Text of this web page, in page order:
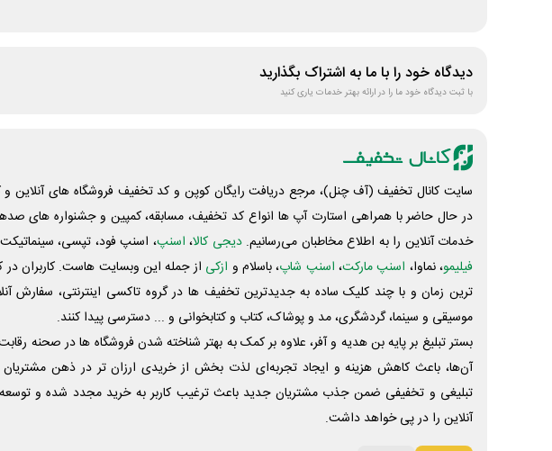
دیدگاه خود را با ما به اشتراک بگذارید
با ثبت دیدگاه خود ما را در ارائه بهتر خدمات یاری کنید
سایت کانال تخفیف (آف چنل)، مرجع دریافت رایگان کوپن و کد تخفیف فروشگاه های آنلاین
در حال حاضر با همراهی استارت آپ ها انواع کد تخفیف، مسابقه، کمپین و جشنواره های صدها
خدمات آنلاین را به اطلاع مخاطبان می‌رسانیم. دیجی کالا، اسنپ، اسنپ فود، تپسی،
فیلیمو، نماوا، اسنپ مارکت، اسنپ شاپ، باسلام و ازکی از جمله این وبسایت ‌هاست. کاربران در
ترین زمان و با چند کلیک ساده به جدیدترین تخفیف ها در گروه تاکسی اینترنتی، سفارش
موسیقی و سینما، گردشگری، مد و پوشاک، کتاب و کتابخوانی و ... دسترسی پیدا کنند.
بستر تبلیغ بر پایه بن هدیه و آفر، علاوه بر کمک به بهتر شناخته شدن فروشگاه ها در صحنه
آن‌ها، باعث کاهش هزینه و ایجاد تجربه‌ای لذت بخش از خریدی ارزان تر در ذهن
تبلیغی و تخفیفی ضمن جذب مشتریان جدید باعث ترغیب کاربر به خرید مجدد شده و
آنلاین را در پی خواهد داشت.